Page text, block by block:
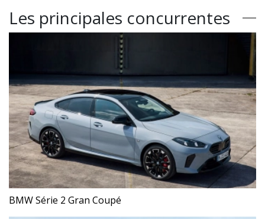
Les principales concurrentes
BMW Série 2 Gran Coupé